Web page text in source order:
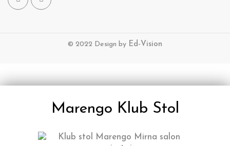
© 2022 Design by Ed-Vision
Marengo Klub Stol